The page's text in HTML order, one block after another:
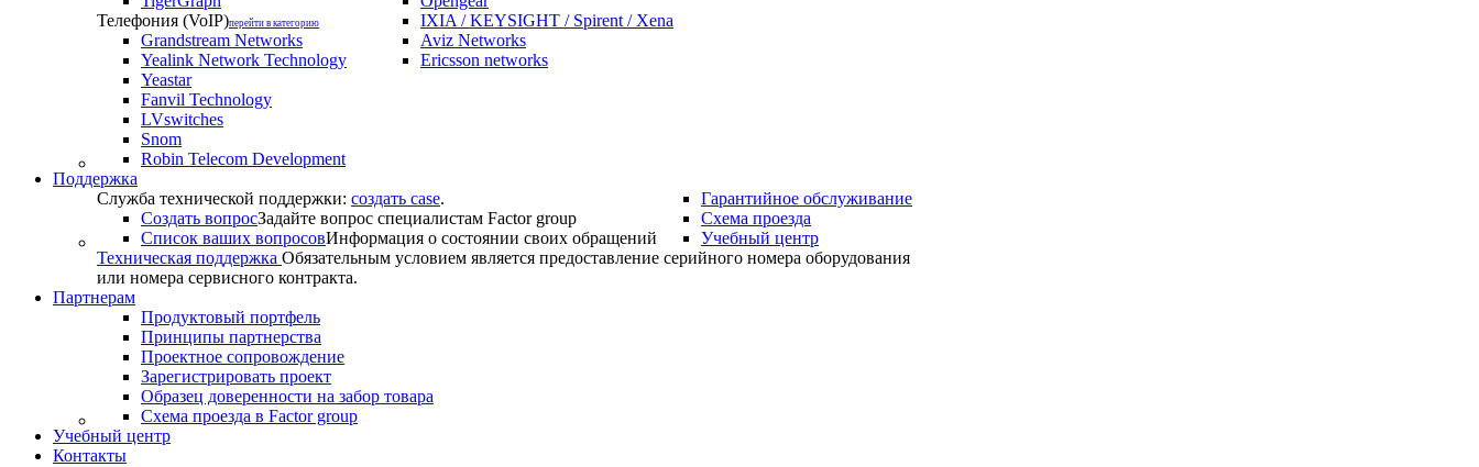
Телефония (VoIP)перейти в категорию
Grandstream Networks
Yealink Network Technology
Yeastar
Fanvil Technology
LVswitches
Snom
Robin Telecom Development
IXIA / KEYSIGHT / Spirent / Xena
Aviz Networks
Ericsson networks
Поддержка
Служба технической поддержки: создать case.
Создать вопросЗадайте вопрос специалистам Factor group
Список ваших вопросовИнформация о состоянии своих обращений
Гарантийное обслуживание
Схема проезда
Учебный центр
Техническая поддержка Обязательным условием является предоставление серийного номера оборудования
или номера сервисного контракта.
Партнерам
Продуктовый портфель
Принципы партнерства
Проектное сопровождение
Зарегистрировать проект
Образец доверенности на забор товара
Схема проезда в Factor group
Учебный центр
Контакты